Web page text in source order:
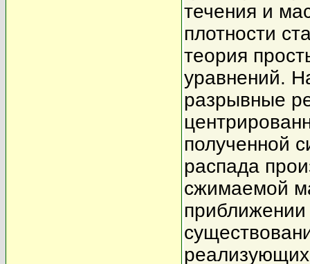
течения и
плотности
теория
уравнений.
разрывные
полученной
распада
сжимаемой